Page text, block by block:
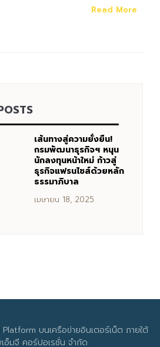
Search
Read More
เส้นทางสู่ความยั่งยืน!
กรมพัฒนาธุรกิจฯ หนุน
นักลงทุนหน้าใหม่ ก้าวสู่
ธุรกิจแฟรนไชส์ด้วยหลัก
ธรรมาภิบาล
เมษายน 18, 2025
บนเครือข่ายอินเตอร์เน็ต ภายใต้
อ็มจี คอร์ปอเรชั่น จำกัด